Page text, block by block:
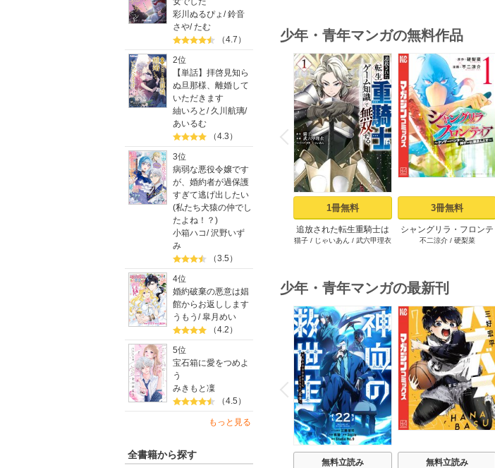
彩川ぬるぴょ /鈴音
さや/たむ
（4.7）
2位
【単話】拝啓見知ら
ぬ旦那様、離婚して
いただきます
紬いろと / 久川航璃/
あいるむ
（4.3）
3位
病弱な悪役令嬢です
が、婚約者が過保護
すぎて逃げ出したい
(私たち犬猿の仲でし
たよね！？)
小箱ハコ/沢野いず
み
（3.5）
4位
婚約破棄の悪意は娼
館からお返しします
うもう /皐月めい
（4.2）
5位
宝石箱に愛をつめよ
う
みきもと凜
（4.5）
もっと見る
全書籍から探す
少年・青年マンガの無料作品
P
r
e
v
i
o
u
s
1冊無料
追放された転生重騎士は
ゲーム知識で無双する
猫子 / じゃいあん / 武六甲理衣
3冊無料
シャングリラ・フロンテ
ィア（１） ～クソゲー
不二涼介/ 硬梨菜
少年・青年マンガの最新刊
P
r
e
v
i
o
u
s
無料立読み
無料立読み